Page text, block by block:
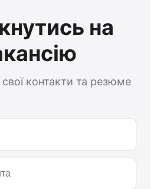
на
контакти та резюме